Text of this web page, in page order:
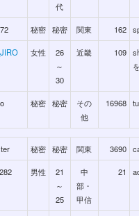
代
秘密 秘密 関東 162
女性
26
～
30
近畿 109
秘密 秘密
その
他
16968
秘密 秘密 関東 3690
男性
21
～
25
中
部・
甲信
21